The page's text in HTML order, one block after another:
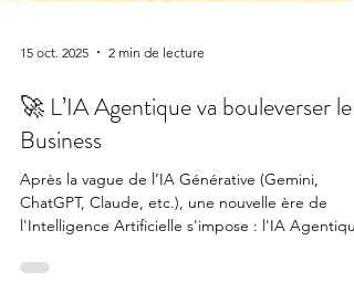
15 oct. 2025 2 min de lecture
🚀 L’IA Agentique va bouleverser le
Business
Après la vague de l’IA Générative (Gemini,
ChatGPT, Claude, etc.), une nouvelle ère de
l'Intelligence Artificielle s'impose : l'IA